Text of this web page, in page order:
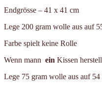
Endgrösse – 41 x 41 cm
Lege 200 gram wolle aus auf
Farbe spielt keine Rolle
Wenn mann ein Kissen
Lege 75 gram wolle aus auf